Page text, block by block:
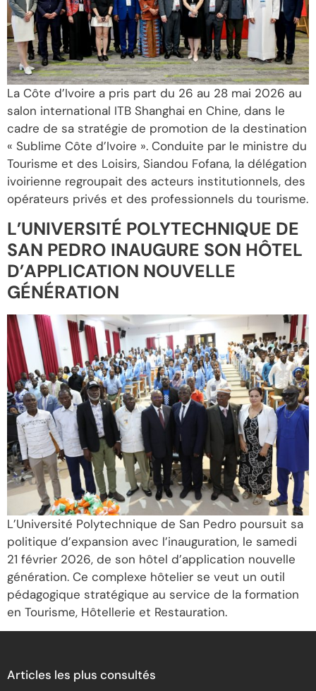
La Côte d’Ivoire a pris part du 26 au 28 mai 2026 au
salon international ITB Shanghai en Chine, dans le
cadre de sa stratégie de promotion de la destination
« Sublime Côte d’Ivoire ». Conduite par le ministre du
Tourisme et des Loisirs, Siandou Fofana, la délégation
ivoirienne regroupait des acteurs institutionnels, des
opérateurs privés et des professionnels du tourisme.
L’UNIVERSITÉ POLYTECHNIQUE DE
SAN PEDRO INAUGURE SON HÔTEL
D’APPLICATION NOUVELLE
GÉNÉRATION
L’Université Polytechnique de San Pedro poursuit sa
politique d’expansion avec l’inauguration, le samedi
21 février 2026, de son hôtel d’application nouvelle
génération. Ce complexe hôtelier se veut un outil
pédagogique stratégique au service de la formation
en Tourisme, Hôtellerie et Restauration.
Articles les plus consultés